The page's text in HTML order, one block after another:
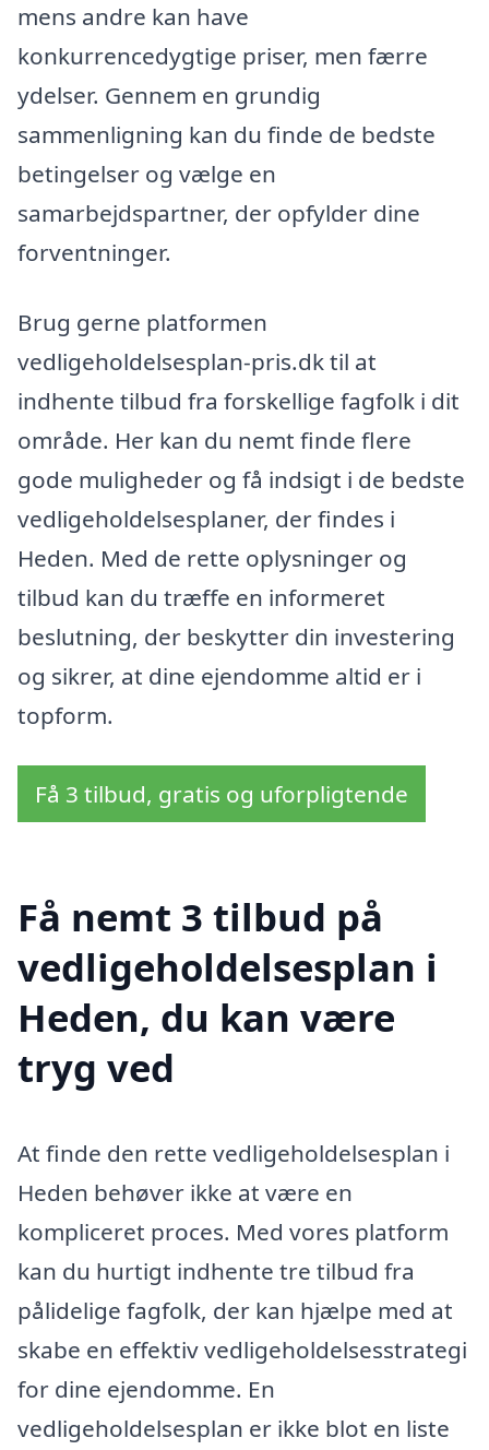
mens andre kan have
konkurrencedygtige priser, men færre
ydelser. Gennem en grundig
sammenligning kan du finde de bedste
betingelser og vælge en
samarbejdspartner, der opfylder dine
forventninger.
Brug gerne platformen
vedligeholdelsesplan-pris.dk til at
indhente tilbud fra forskellige fagfolk i dit
område. Her kan du nemt finde flere
gode muligheder og få indsigt i de bedste
vedligeholdelsesplaner, der findes i
Heden. Med de rette oplysninger og
tilbud kan du træffe en informeret
beslutning, der beskytter din investering
og sikrer, at dine ejendomme altid er i
topform.
Få 3 tilbud, gratis og uforpligtende
Få nemt 3 tilbud på
vedligeholdelsesplan i
Heden, du kan være
tryg ved
At finde den rette vedligeholdelsesplan i
Heden behøver ikke at være en
kompliceret proces. Med vores platform
kan du hurtigt indhente tre tilbud fra
pålidelige fagfolk, der kan hjælpe med at
skabe en effektiv vedligeholdelsesstrategi
for dine ejendomme. En
vedligeholdelsesplan er ikke blot en liste